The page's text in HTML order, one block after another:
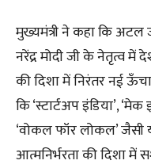
मुख्यमंत्री ने कहा कि अटल
नरेंद्र मोदी जी के नेतृत्व
की दिशा में निरंतर नई
कि ‘स्टार्टअप इंडिया’,
‘वोकल फॉर लोकल’
आत्मनिर्भरता की दिशा